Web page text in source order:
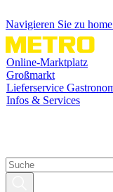
Navigieren Sie zu
Online-Marktplatz
Großmarkt
Lieferservice
Infos & Services